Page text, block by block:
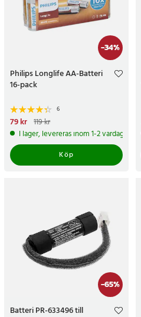
-34%
Philips Longlife AA-Batteri
16-pack
6
Nuvarande pris
pris:119 kr
79 kr 119 kr
I lager, levereras inom 1-2 vardagar
Köp
-65%
Batteri PR-633496 till